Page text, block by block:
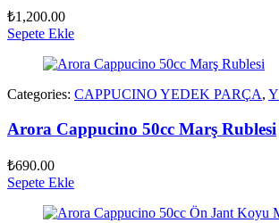
₺1,200.00
Sepete Ekle
Categories: CAPPUCINO YEDEK PARÇA,
Arora Cappucino 50cc Marş Rublesi
₺690.00
Sepete Ekle